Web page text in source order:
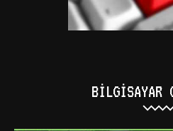
BILGISAYAR